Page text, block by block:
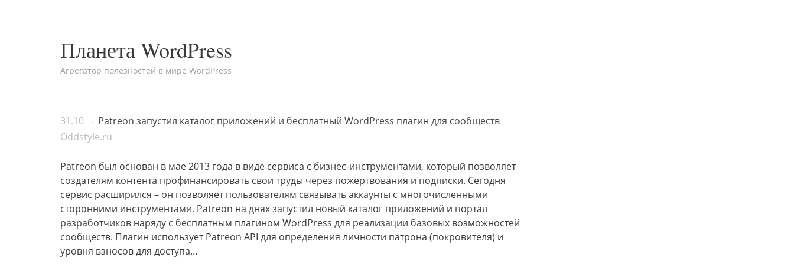
Планета WordPress
Агрегатор полезностей в мире WordPress
31.10 → Patreon запустил каталог приложений и бесплатный WordPress плагин для сообществ
Oddstyle.ru
Patreon был основан в мае 2013 года в виде сервиса с бизнес-инструментами, который позволяет
создателям контента профинансировать свои труды через пожертвования и подписки. Сегодня
сервис расширился – он позволяет пользователям связывать аккаунты с многочисленными
сторонними инструментами. Patreon на днях запустил новый каталог приложений и портал
разработчиков наряду с бесплатным плагином WordPress для реализации базовых возможностей
сообществ. Плагин использует Patreon API для определения личности патрона (покровителя) и
уровня взносов для доступа…